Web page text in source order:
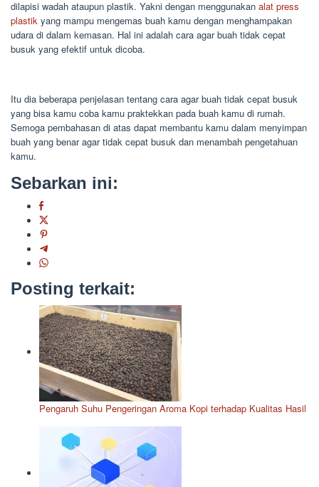
dilapisi wadah ataupun plastik. Yakni dengan menggunakan alat press
plastik yang mampu mengemas buah kamu dengan menghampakan
udara di dalam kemasan. Hal ini adalah cara agar buah tidak cepat
busuk yang efektif untuk dicoba.
Itu dia beberapa penjelasan tentang cara agar buah tidak cepat busuk
yang bisa kamu coba kamu praktekkan pada buah kamu di rumah.
Semoga pembahasan di atas dapat membantu kamu dalam menyimpan
buah yang benar agar tidak cepat busuk dan menambah pengetahuan
kamu.
Sebarkan ini:
Posting terkait:
Pengaruh Suhu Pengeringan Aroma Kopi terhadap Kualitas Hasil